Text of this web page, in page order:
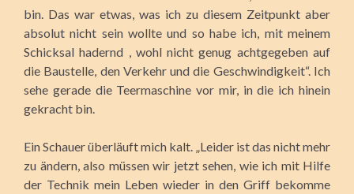
bin. Das war etwas, was ich zu diesem Zeitpunkt aber
absolut nicht sein wollte und so habe ich, mit meinem
Schicksal hadernd , wohl nicht genug achtgegeben auf
die Baustelle, den Verkehr und die Geschwindigkeit“. Ich
sehe gerade die Teermaschine vor mir, in die ich hinein
gekracht bin.
Ein Schauer überläuft mich kalt. „Leider ist das nicht mehr
zu ändern, also müssen wir jetzt sehen, wie ich mit Hilfe
der Technik mein Leben wieder in den Griff bekomme